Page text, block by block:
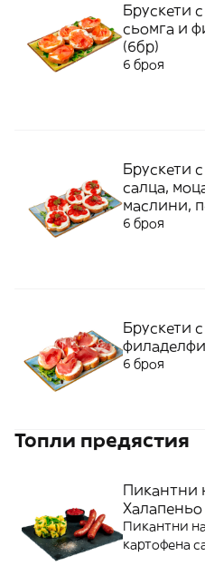
Брускети
сьомга и
(6бр)
6 броя
Брускети
салца,
маслини,
6 броя
Брускети
6 броя
Топли предястия
Пикантни
Халапеньо
Пикантни
картофена